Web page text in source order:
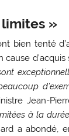
»
bien tenté
d’acquis
Jean-
à la
a abondé,